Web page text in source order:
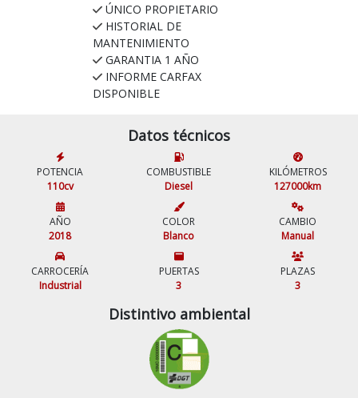
ÚNICO PROPIETARIO
HISTORIAL DE
MANTENIMIENTO
GARANTIA 1 AÑO
INFORME CARFAX
DISPONIBLE
Datos técnicos
POTENCIA
110cv
COMBUSTIBLE
Diesel
KILÓMETROS
127000km
AÑO
2018
COLOR
Blanco
CAMBIO
Manual
CARROCERÍA
Industrial
PUERTAS
3
PLAZAS
3
Distintivo ambiental